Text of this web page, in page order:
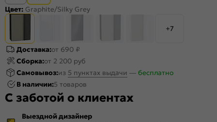
Цвет: Graphite/Silky Grey
+7
Доставка:от 690 ₽
Сборка:от 2 200 руб
Самовывоз:из 5 пунктах выдачи — бесплатно
В наличии:5 товаров
С заботой о клиентах
Выездной дизайнер